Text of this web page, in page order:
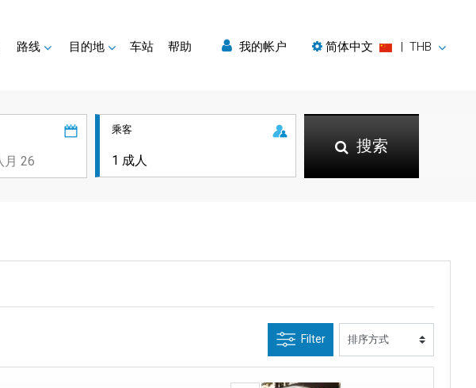
路线 目的地 车站 帮助 我的帐户 简体中文 | THB
乘客
搜索
Filter